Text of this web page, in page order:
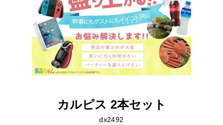
カルピス 2本セット
dx2492